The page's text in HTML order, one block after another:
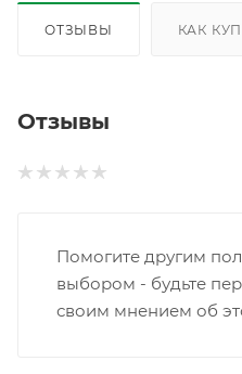
ОТЗЫВЫ КАК
Отзывы
Помогите другим
выбором - будьте
своим мнением об